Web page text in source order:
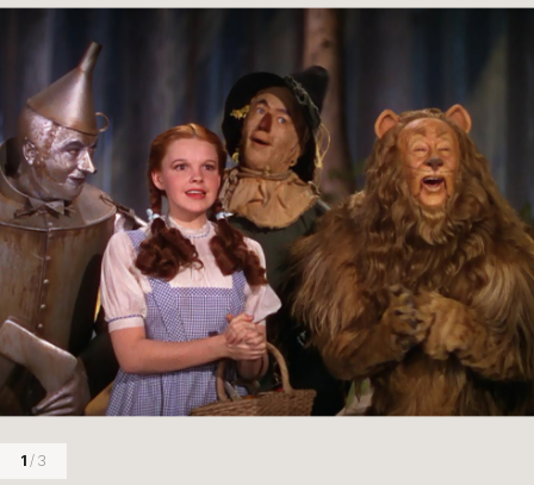
1 / 3